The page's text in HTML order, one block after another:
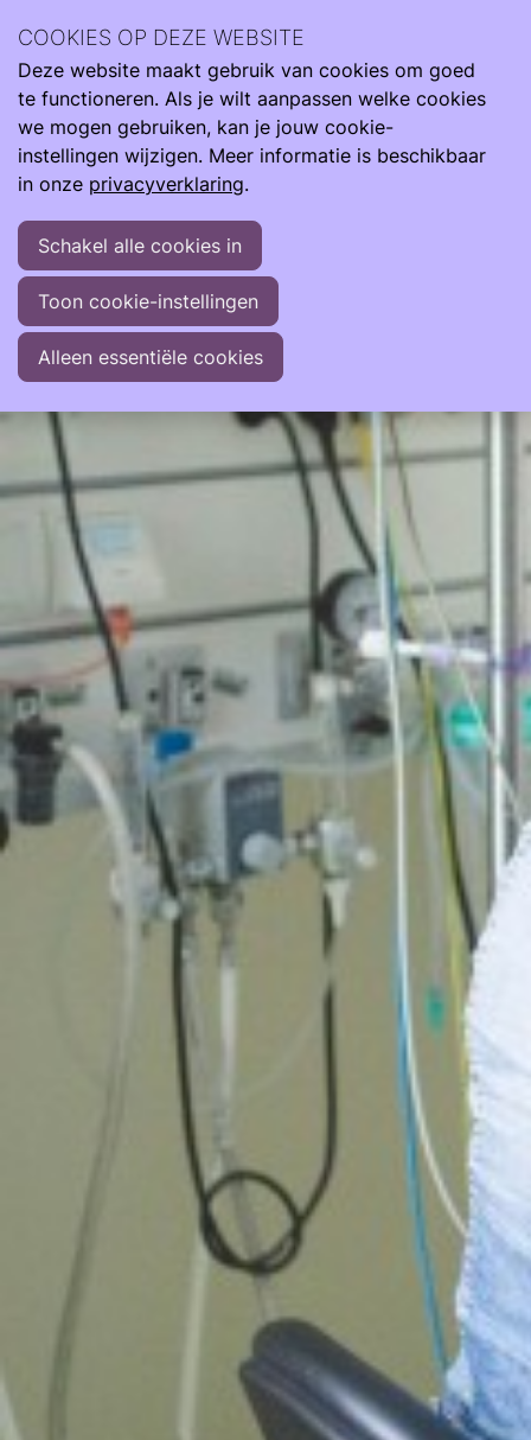
Community kunnen je herkenning bieden, realiteit en hoop.
Ervaringen
In het ziekenhuis
Een kinderarts-neonatoloog vertelt
Een kinderarts-neonatoloog vertelt
Contact met de kwetsbare kinderen en met de ouders,
geschreven door de ogen van een gepassioneerd
kinderarts-neonatoloog.
COOKIES OP DEZE WEBSITE
Deze website maakt gebruik van cookies om goed
te functioneren. Als je wilt aanpassen welke cookies
we mogen gebruiken, kan je jouw cookie-
instellingen wijzigen. Meer informatie is beschikbaar
in onze privacyverklaring.
Schakel alle cookies in
Toon cookie-instellingen
Alleen essentiële cookies